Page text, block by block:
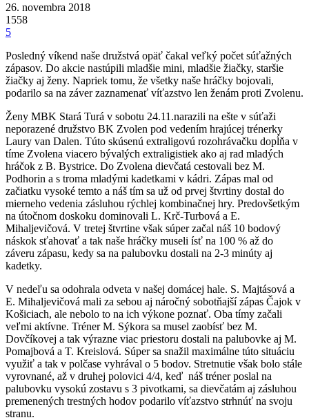
26. novembra 2018
1558
5
Posledný víkend naše družstvá opäť čakal veľký počet súťažných
zápasov. Do akcie nastúpili mladšie mini, mladšie žiačky, staršie
žiačky aj ženy. Napriek tomu, že všetky naše hráčky bojovali,
podarilo sa na záver zaznamenať víťazstvo len ženám proti Zvolenu.
Ženy MBK Stará Turá v sobotu 24.11.narazili na ešte v súťaži
neporazené družstvo BK Zvolen pod vedením hrajúcej trénerky
Laury van Dalen. Túto skúsenú extraligovú rozohrávačku dopĺňa v
tíme Zvolena viacero bývalých extraligistiek ako aj rad mladých
hráčok z B. Bystrice. Do Zvolena dievčatá cestovali bez M.
Podhorin a s troma mladými kadetkami v kádri. Zápas mal od
začiatku vysoké temto a náš tím sa už od prvej štvrtiny dostal do
mierneho vedenia zásluhou rýchlej kombinačnej hry. Predovšetkým
na útočnom doskoku dominovali L. Krč-Turbová a E.
Mihaljevičová. V tretej štvrtine však súper začal náš 10 bodový
náskok sťahovať a tak naše hráčky museli ísť na 100 % až do
záveru zápasu, kedy sa na palubovku dostali na 2-3 minúty aj
kadetky.
V nedeľu sa odohrala odveta v našej domácej hale. S. Majtásová a
E. Mihaljevičová mali za sebou aj náročný sobotňajší zápas Čajok v
Košiciach, ale nebolo to na ich výkone poznať. Oba tímy začali
veľmi aktívne. Tréner M. Sýkora sa musel zaobísť bez M.
Dovčíkovej a tak výrazne viac priestoru dostali na palubovke aj M.
Pomajbová a T. Kreislová. Súper sa snažil maximálne túto situáciu
využiť a tak v polčase vyhrával o 5 bodov. Stretnutie však bolo stále
vyrovnané, až v druhej polovici 4/4, keď náš tréner poslal na
palubovku vysokú zostavu s 3 pivotkami, sa dievčatám aj zásluhou
premenených trestných hodov podarilo víťazstvo strhnúť na svoju
stranu.